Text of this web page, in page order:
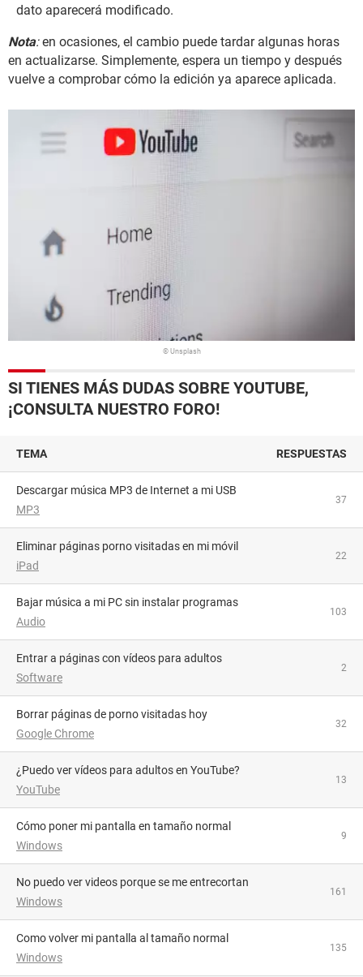
dato aparecerá modificado.
Nota:en ocasiones, el cambio puede tardar algunas horas
en actualizarse. Simplemente, espera un tiempo y después
vuelve a comprobar cómo la edición ya aparece aplicada.
© Unsplash
SI TIENES MÁS DUDAS SOBRE YOUTUBE,
¡CONSULTA NUESTRO FORO!
TEMA RESPUESTAS
Descargar música MP3 de Internet a mi USB
MP3
37
Eliminar páginas porno visitadas en mi móvil
iPad
22
Bajar música a mi PC sin instalar programas
Audio
103
Entrar a páginas con vídeos para adultos
Software
2
Borrar páginas de porno visitadas hoy
Google Chrome
32
¿Puedo ver vídeos para adultos en YouTube?
YouTube
13
Cómo poner mi pantalla en tamaño normal
Windows
9
No puedo ver videos porque se me entrecortan
Windows
161
como volver mi pantalla al tamaño normal
Windows
135